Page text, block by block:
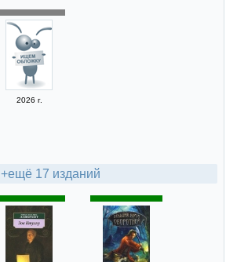
2026 г.
+ещё 17 изданий